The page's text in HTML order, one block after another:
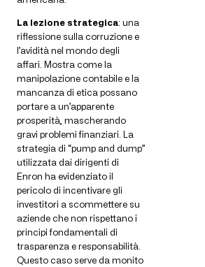
La lezione strategica: una
riflessione sulla corruzione e
l’avidità nel mondo degli
affari. Mostra come la
manipolazione contabile e la
mancanza di etica possano
portare a un’apparente
prosperità, mascherando
gravi problemi finanziari. La
strategia di “pump and dump”
utilizzata dai dirigenti di
Enron ha evidenziato il
pericolo di incentivare gli
investitori a scommettere su
aziende che non rispettano i
principi fondamentali di
trasparenza e responsabilità.
Questo caso serve da monito